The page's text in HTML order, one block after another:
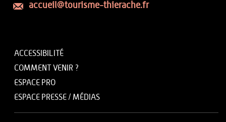
accueil@tourisme-thierache.fr
ACCESSIBILITÉ
COMMENT VENIR ?
ESPACE PRO
ESPACE PRESSE / MÉDIAS